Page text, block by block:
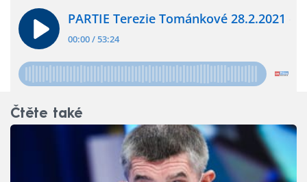
Čtěte také